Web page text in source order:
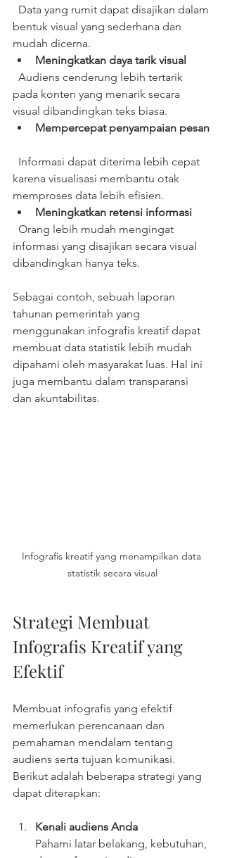
bentuk visual yang sederhana dan
mudah dicerna.
Meningkatkan daya tarik visual
pada konten yang menarik secara
visual dibandingkan teks biasa.
Mempercepat penyampaian pesan
karena visualisasi membantu otak
memproses data lebih efisien.
Meningkatkan retensi informasi
informasi yang disajikan secara visual
dibandingkan hanya teks.
Sebagai contoh, sebuah laporan
tahunan pemerintah yang
menggunakan infografis kreatif dapat
membuat data statistik lebih mudah
dipahami oleh masyarakat luas. Hal ini
juga membantu dalam transparansi
dan akuntabilitas.
Infografis kreatif yang menampilkan data
statistik secara visual
Strategi Membuat
Infografis Kreatif yang
Efektif
Membuat infografis yang efektif
memerlukan perencanaan dan
pemahaman mendalam tentang
audiens serta tujuan komunikasi.
Berikut adalah beberapa strategi yang
dapat diterapkan:
Kenali audiens Anda
Pahami latar belakang, kebutuhan,